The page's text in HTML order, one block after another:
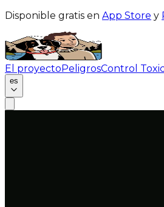
Disponible gratis en App Store y
El proyectoPeligrosControl
es